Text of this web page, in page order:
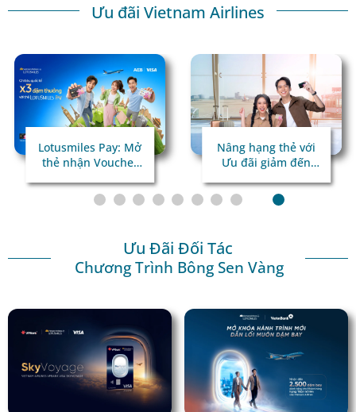
Ưu đãi Vietnam Airlines
Lotusmiles Pay: Mở
thẻ nhận Voucher
Chi tiêu quốc tế x3
dặm thưởng!
Nâng hạng thẻ với
Ưu đãi giảm đến
Ưu Đãi Đối Tác
Chương Trình Bông Sen Vàng